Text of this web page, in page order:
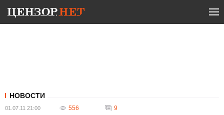
НОВОСТИ
01.07.11 21:00 556 9